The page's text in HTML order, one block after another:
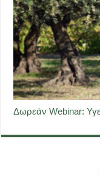
Δωρεάν Webinar: